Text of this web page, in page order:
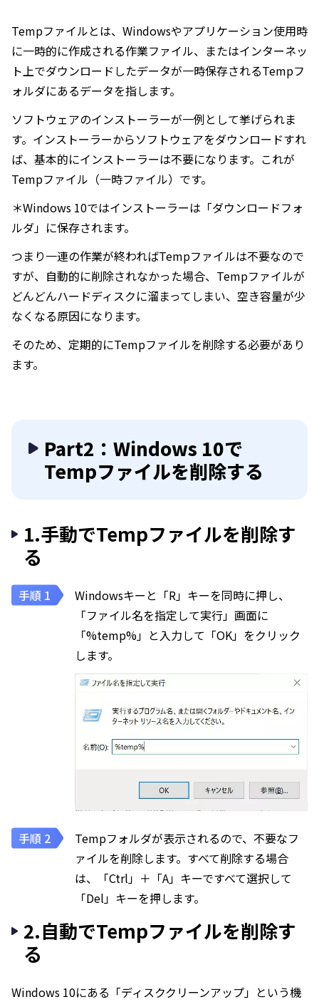
Tempファイルとは、Windowsやアプリケーション使用時
に一時的に作成される作業ファイル、またはインターネッ
ト上でダウンロードしたデータが一時保存されるTempフ
ォルダにあるデータを指します。
ソフトウェアのインストーラーが一例として挙げられま
す。インストーラーからソフトウェアをダウンロードすれ
ば、基本的にインストーラーは不要になります。これが
Tempファイル（一時ファイル）です。
＊Windows 10ではインストーラーは「ダウンロードフォ
ルダ」に保存されます。
つまり一連の作業が終わればTempファイルは不要なので
すが、自動的に削除されなかった場合、Tempファイルが
どんどんハードディスクに溜まってしまい、空き容量が少
なくなる原因になります。
そのため、定期的にTempファイルを削除する必要があり
ます。
Part2：Windows 10で
Tempファイルを削除する
1.手動でTempファイルを削除す
る
Windowsキーと「R」キーを同時に押し、
「ファイル名を指定して実行」画面に
「%temp%」と入力して「OK」をクリック
します。
Tempフォルダが表示されるので、不要なフ
ァイルを削除します。すべて削除する場合
は、「Ctrl」＋「A」キーですべて選択して
「Del」キーを押します。
2.自動でTempファイルを削除す
る
Windows 10にある「ディスククリーンアップ」という機